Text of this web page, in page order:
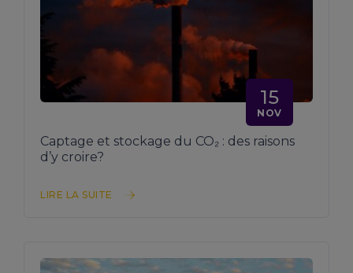
15
NOV
Captage et stockage du CO₂ : des raisons
d’y croire?
LIRE LA SUITE